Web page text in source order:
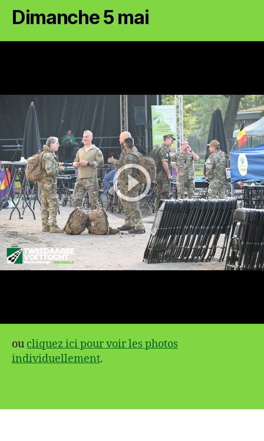
Dimanche 5 mai
ou cliquez ici pour voir les photos
individuellement.